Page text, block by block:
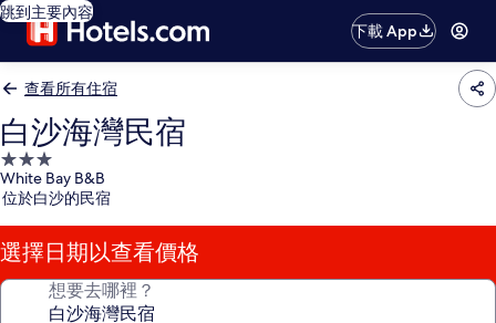
跳到主要內容
下載 App
查看所有住宿
白沙海灣民宿
3.0
星
級
住
宿
White Bay B&B
位於白沙的民宿
選擇日期以查看價格
想要去哪裡？